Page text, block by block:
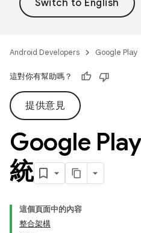
Android Developers Google Play
這對你有幫助嗎？
提供意見
Google
統
這個頁面中的內容
整合架構